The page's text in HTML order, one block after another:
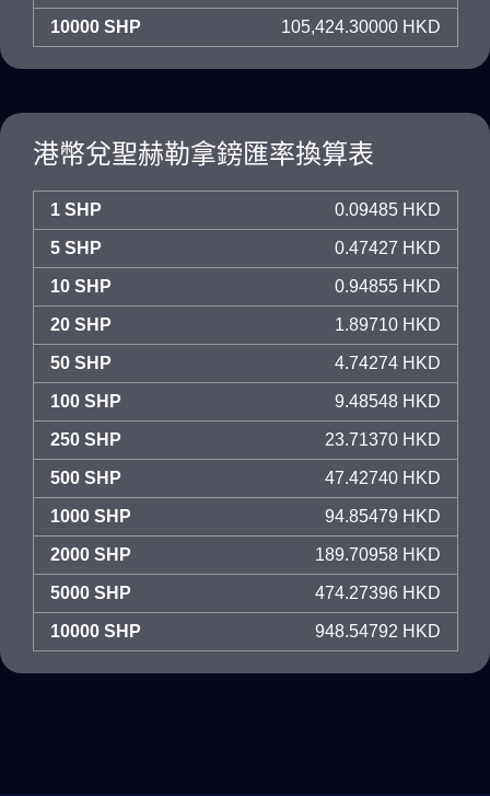
10000 SHP 105,424.30000 HKD
港幣兌聖赫勒拿鎊匯率換算表
1 SHP 0.09485 HKD
5 SHP 0.47427 HKD
10 SHP 0.94855 HKD
20 SHP 1.89710 HKD
50 SHP 4.74274 HKD
100 SHP 9.48548 HKD
250 SHP 23.71370 HKD
500 SHP 47.42740 HKD
1000 SHP 94.85479 HKD
2000 SHP 189.70958 HKD
5000 SHP 474.27396 HKD
10000 SHP 948.54792 HKD